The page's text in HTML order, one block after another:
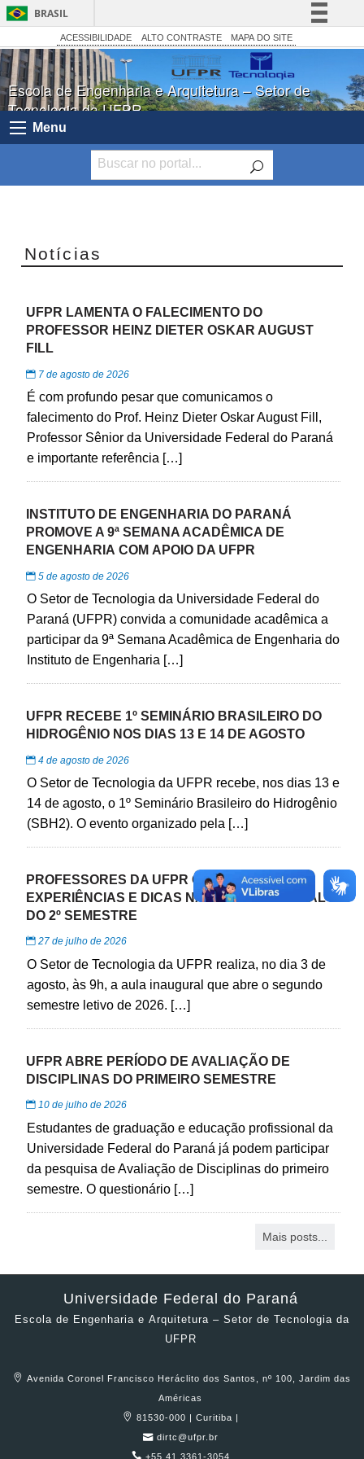
BRASIL
Simplifique!
Comunica BR
Participe
Acesso à informação
Canais
ACESSIBILIDADE ALTO CONTRASTE MAPA DO SITE
Escola de Engenharia e Arquitetura – Setor de
Tecnologia da UFPR
Menu
Notícias
UFPR LAMENTA O FALECIMENTO DO
PROFESSOR HEINZ DIETER OSKAR AUGUST
FILL
7 de agosto de 2026
É com profundo pesar que comunicamos o
falecimento do Prof. Heinz Dieter Oskar August Fill,
Professor Sênior da Universidade Federal do Paraná
e importante referência […]
INSTITUTO DE ENGENHARIA DO PARANÁ
PROMOVE A 9ª SEMANA ACADÊMICA DE
ENGENHARIA COM APOIO DA UFPR
5 de agosto de 2026
O Setor de Tecnologia da Universidade Federal do
Paraná (UFPR) convida a comunidade acadêmica a
participar da 9ª Semana Acadêmica de Engenharia do
Instituto de Engenharia […]
UFPR RECEBE 1º SEMINÁRIO BRASILEIRO DO
HIDROGÊNIO NOS DIAS 13 E 14 DE AGOSTO
4 de agosto de 2026
O Setor de Tecnologia da UFPR recebe, nos dias 13 e
14 de agosto, o 1º Seminário Brasileiro do Hidrogênio
(SBH2). O evento organizado pela […]
PROFESSORES DA UFPR COMPARTILHAM
EXPERIÊNCIAS E DICAS NA AULA INAUGURAL
DO 2º SEMESTRE
27 de julho de 2026
O Setor de Tecnologia da UFPR realiza, no dia 3 de
agosto, às 9h, a aula inaugural que abre o segundo
semestre letivo de 2026. […]
UFPR ABRE PERÍODO DE AVALIAÇÃO DE
DISCIPLINAS DO PRIMEIRO SEMESTRE
10 de julho de 2026
Estudantes de graduação e educação profissional da
Universidade Federal do Paraná já podem participar
da pesquisa de Avaliação de Disciplinas do primeiro
semestre. O questionário […]
Mais posts...
Universidade Federal do Paraná
Escola de Engenharia e Arquitetura – Setor de Tecnologia da
UFPR
Avenida Coronel Francisco Heráclito dos Santos, nº 100, Jardim das
Américas
81530-000 | Curitiba |
dirtc@ufpr.br
+55 41 3361-3054